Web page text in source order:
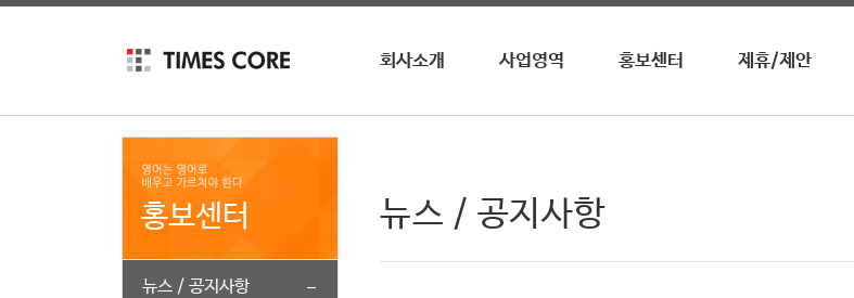
회사소개
인재채용
사업영역
영자월간지
온라인학습
홍보센터 제휴/제안
홍보센터
뉴스 / 공지사항
뉴스 / 공지사항